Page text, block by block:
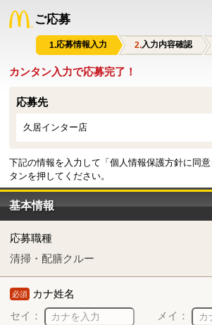
ご応募
応募情報入力 入力内容確認
カンタン入力で応募完了！
応募先
久居インター店
下記の情報を入力して「個人情報保護方針に同
タンを押してください。
基本情報
応募職種
清掃・配膳クルー
必須 カナ姓名
セイ：
メイ：